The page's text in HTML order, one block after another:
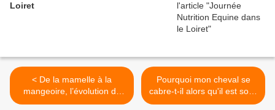
Loiret
< De la mamelle à la
mangeoire, l’évolution du
tube digestif du poulain
Pourquoi mon cheval se
cabre-t-il alors qu'il est sous
tranquillisant ? >